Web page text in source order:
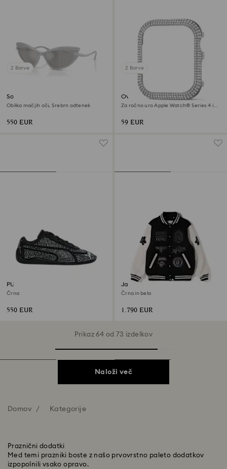
2 Barve
Sončna očala
Oblika mačjih oči, Srebrn odtenek
550 EUR
2 Barve
Ovitek Sparkling
Za ročno uro Apple Watch® Series 4 in
59 EUR
PUMA Speedcat
Črna
550 EUR
Jakna s kapuco v obliki
morskega psa A BATHING APE®
Črna in bela
1.790 EUR
Prikaz 64 od 73 izdelkov
Naloži več
Domov Kategorije
Praznični dodatki
Med temi prazniki boste z našo prvovrstno paleto dodatkov
izpopolnili vsako opravo.